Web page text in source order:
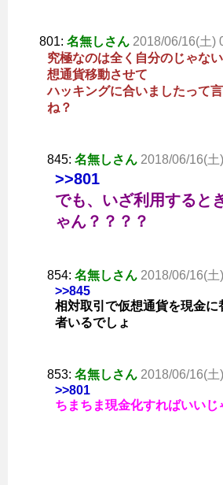
801: 名無しさん 2018/06/16(土)
究極なのは全く自分のじゃな
想通貨移動させて
ハッキングに合いましたって
ね？
845: 名無しさん 2018/06/16(
>>801
でも、いざ利用すると
ゃん？？？？
854: 名無しさん 2018/06/16(
>>845
相対取引で仮想通貨を現金に
者いるでしょ
853: 名無しさん 2018/06/16(
>>801
ちまちま現金化すればいいじ